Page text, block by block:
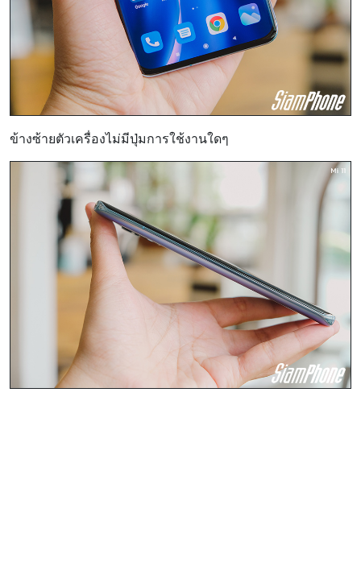
ข้างซ้ายตัวเครื่องไม่มีปุ่มการใช้งานใดๆ